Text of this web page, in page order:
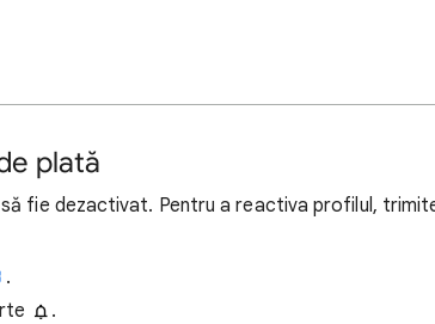
plată
fie dezactivat. Pentru a reactiva profilul,
.
.